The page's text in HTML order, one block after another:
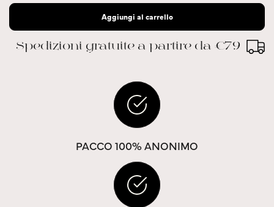
Aggiungi al carrello
Spedizioni gratuite a partire da €79
PACCO 100% ANONIMO